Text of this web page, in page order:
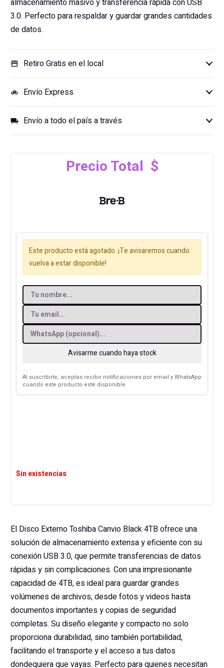
almacenamiento masivo y transferencia rápida con USB
3.0. Perfecto para respaldar y guardar grandes cantidades
de datos.
storefront Retiro Gratis en el local
motorcycle Envío Express
local_shipping Envío a todo el país a través
Precio Total $
Este producto está agotado. ¡Te avisaremos cuando
vuelva a estar disponible!
Avisarme cuando haya stock
Al suscribirte, aceptas recibir notificaciones por email y WhatsApp
cuando este producto esté disponible.
Sin existencias
El Disco Externo Toshiba Canvio Black 4TB ofrece una
solución de almacenamiento extensa y eficiente con su
conexión USB 3.0, que permite transferencias de datos
rápidas y sin complicaciones. Con una impresionante
capacidad de 4TB, es ideal para guardar grandes
volúmenes de archivos, desde fotos y videos hasta
documentos importantes y copias de seguridad
completas. Su diseño elegante y compacto no solo
proporciona durabilidad, sino también portabilidad,
facilitando el transporte y el acceso a tus datos
dondequiera que vayas. Perfecto para quienes necesitan